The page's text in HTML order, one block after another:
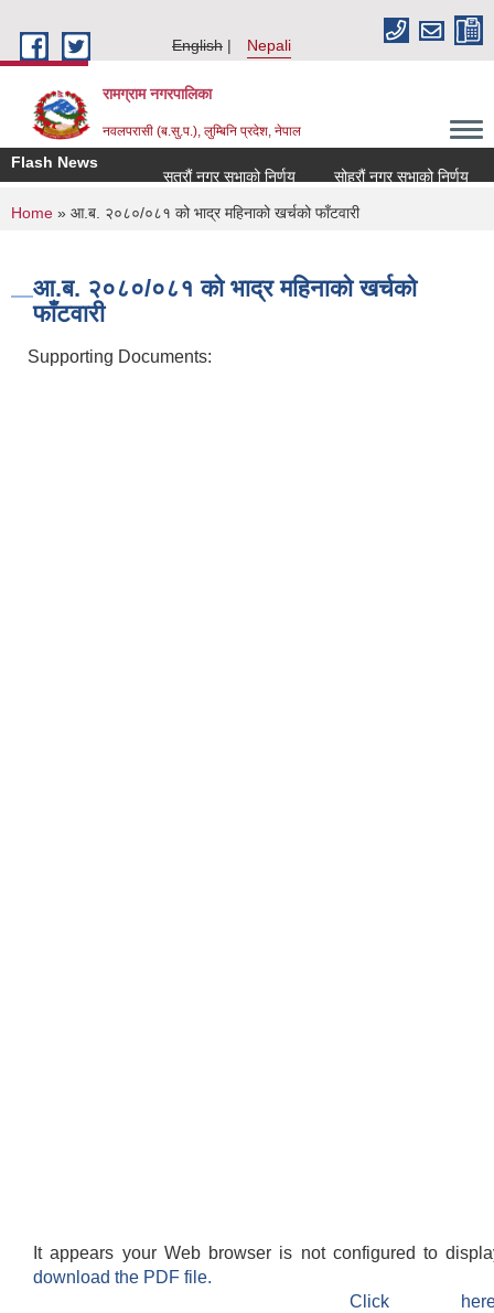
English
Nepali
रामग्राम नगरपालिका
नवलपरासी (ब.सु.प.), लुम्बिनि प्रदेश, नेपाल
Flash News
सत्रौं नगर सभाको निर्णय
सोह्रौं नगर सभाको निर्णय
You are here
Home » आ.ब. २०८०/०८१ को भाद्र महिनाको खर्चको फाँटवारी
आ.ब. २०८०/०८१ को भाद्र महिनाको खर्चको
फाँटवारी
Supporting Documents:
It appears your Web browser is not configured to
download the PDF file.
Click